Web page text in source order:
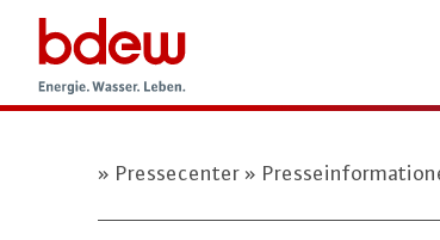
Pressecenter